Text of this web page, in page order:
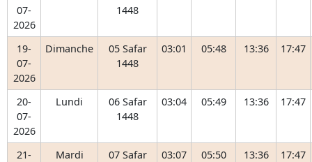
07-
2026
1448
19-
07-
2026
Dimanche
05 Safar
1448
03:01 05:48 13:36 17:47
20-
07-
2026
Lundi
06 Safar
1448
03:04 05:49 13:36 17:47
21-
Mardi
07 Safar
03:07 05:50 13:36 17:47